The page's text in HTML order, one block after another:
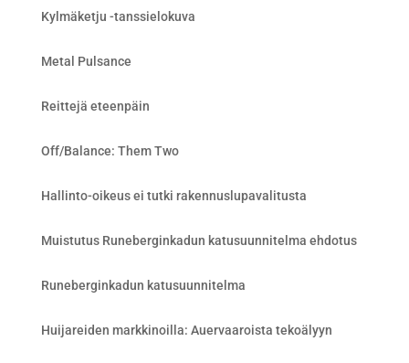
Kylmäketju -tanssielokuva
Metal Pulsance
Reittejä eteenpäin
Off/Balance: Them Two
Hallinto-oikeus ei tutki rakennuslupavalitusta
Muistutus Runeberginkadun katusuunnitelma ehdotus
Runeberginkadun katusuunnitelma
Huijareiden markkinoilla: Auervaaroista tekoälyyn